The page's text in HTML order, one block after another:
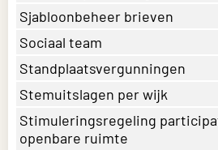
Sjabloonbeheer brieven
Sociaal team
Standplaatsvergunningen
Stemuitslagen per wijk
Stimuleringsregeling
openbare ruimte